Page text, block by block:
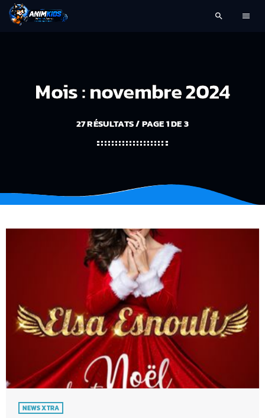
search menu
Mois : novembre 2024
27 RÉSULTATS / PAGE 1 DE 3
NEWS XTRA